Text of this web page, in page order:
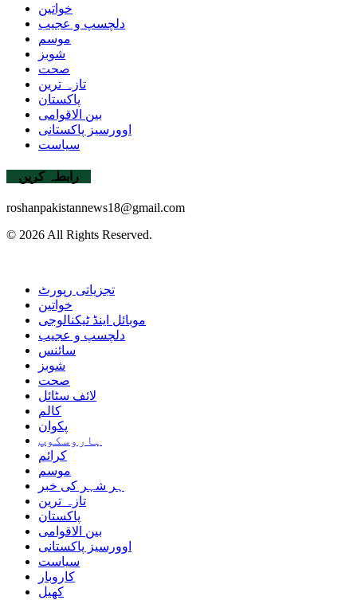
خواتین
دلچسپ و عجیب
موسم
شوبز
صحت
تازہ ترین
پاکستان
بین الاقوامی
اوورسیز پاکستانی
سیاست
رابطہ کریں
roshanpakistannews18@gmail.com
© 2026 All Rights Reserved.
تجزیاتی رپورٹ
خواتین
موبائل اینڈ ٹیکنالوجی
دلچسپ و عجیب
سائنس
شوبز
صحت
لائف سٹائل
کالم
پکوان
ہاروسکوپ
کرائم
موسم
ہر شہر کی خبر
تازہ ترین
پاکستان
بین الاقوامی
اوورسیز پاکستانی
سیاست
کاروبار
کھیل